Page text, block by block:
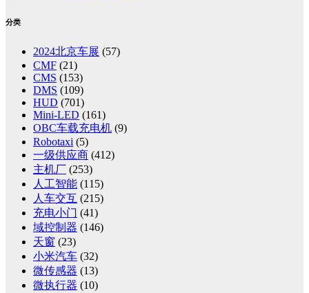
分类
2024北京车展 (57)
CMF (21)
CMS (153)
DMS (109)
HUD (701)
Mini-LED (161)
OBC车载充电机 (9)
Robotaxi (5)
一级供应商 (412)
主机厂 (253)
人工智能 (115)
人车交互 (215)
充电小门 (41)
域控制器 (146)
天窗 (23)
小米汽车 (32)
微传感器 (13)
微执行器 (10)